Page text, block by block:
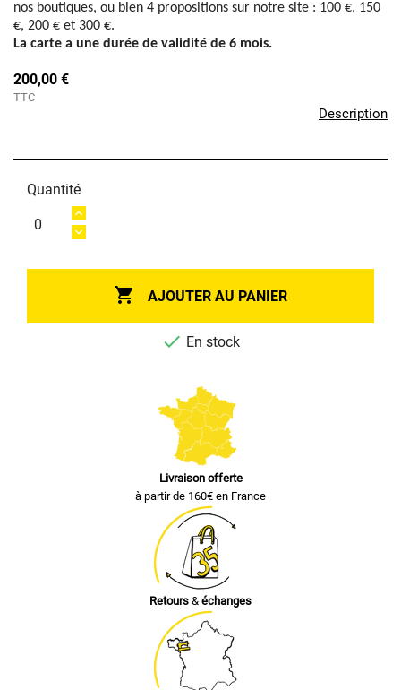
nos boutiques, ou bien 4 propositions sur notre site : 100 €, 150
€, 200 € et 300 €.
La carte a une durée de validité de 6 mois.
200,00 €
TTC
Description
Quantité
 AJOUTER AU PANIER
 En stock
Livraison offerte
à partir de 160€ en France
Retours & échanges